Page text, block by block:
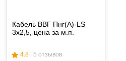
Кабель ВВГ Пнг(А)-LS
3х2,5, цена за м.п.
4.8 5 отзывов